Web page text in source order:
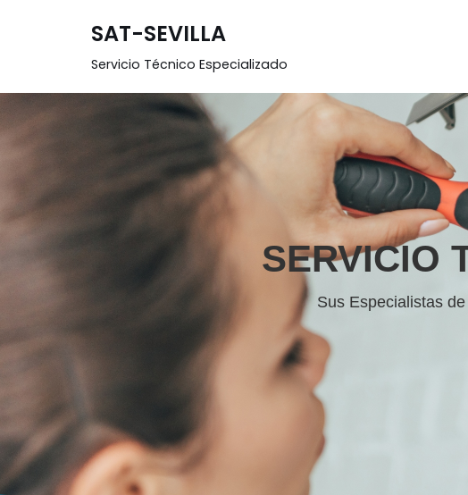
contenido
SAT-SEVILLA
Servicio Técnico Especializado
SERVICIO
Sus Especialistas